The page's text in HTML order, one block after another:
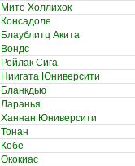
Мито Холлихок
Консадоле
Блаублитц Акита
Вондс
Рейлак Сига
Ниигата Юниверсити
Бланкдью
Ларанья
Ханнан Юниверсити
Тонан
Кобе
Ококиас